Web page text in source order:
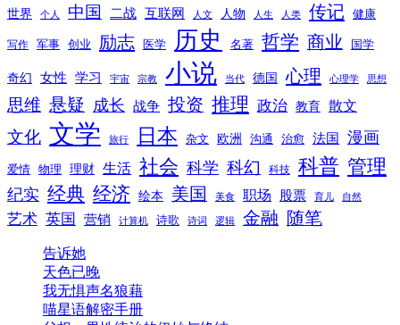
世界 个人 中国 二战 互联网 人文 人物 人生 人类 传记 健康
写作 军事 创业 励志 医学 历史 名著 哲学 商业 国学
奇幻 女性 学习 宇宙 宗教 小说 当代 德国 心理 心理学 思想
思维 悬疑 成长 战争 投资 推理 政治 教育 散文
文化 文学 旅行 日本 杂文 欧洲 沟通 治愈 法国 漫画
爱情 物理 理财 生活 社会 科学 科幻 科技 科普 管理
纪实 经典 经济 绘本 美国 美食 职场 股票 育儿 自然
艺术 英国 营销 计算机 诗歌 诗词 逻辑 金融 随笔
告诉她
天色已晚
我无惧声名狼藉
喵星语解密手册